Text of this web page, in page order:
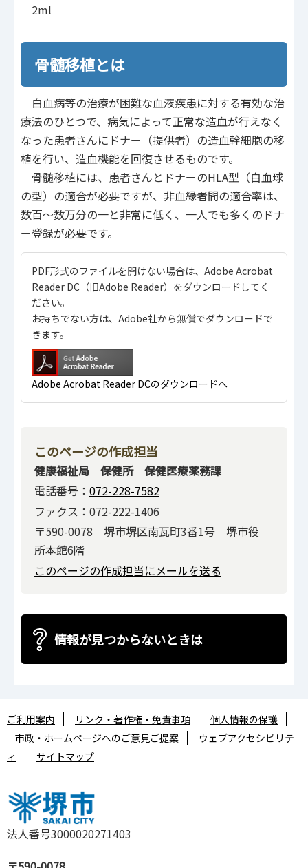
2ml
骨髄移植とは
白血病等の治療が困難な血液疾患に対する有効な治
療法のひとつで、病気によって正常な造血が行えなく
なった患者さんにドナー（提供者）の造血幹細胞の移
植を行い、造血機能を回復させるものです。
骨髄移植には、患者さんとドナーのHLA型（白血球
の型）の適合が必要ですが、非血縁者間の適合率は、
数百～数万分の一と非常に低く、一人でも多くのドナ
ー登録が必要です。
PDF形式のファイルを開けない場合は、Adobe Acrobat
Reader DC（旧Adobe Reader）をダウンロードしてく
ださい。
お持ちでない方は、Adobe社から無償でダウンロードで
きます。
Adobe Acrobat Reader DCのダウンロードへ
このページの作成担当
健康福祉局 保健所 保健医療薬務課
電話番号： 072-228-7582
ファクス：072-222-1406
〒590-0078 堺市堺区南瓦町3番1号 堺市役
所本館6階
このページの作成担当にメールを送る
情報が見つからないときは
法人番号3000020271403
ご利用案内 リンク・著作権・免責事項
個人情報の保護
市政・ホームページへのご意見ご提案
ウェブアクセシビリテ
ィ
サイトマップ